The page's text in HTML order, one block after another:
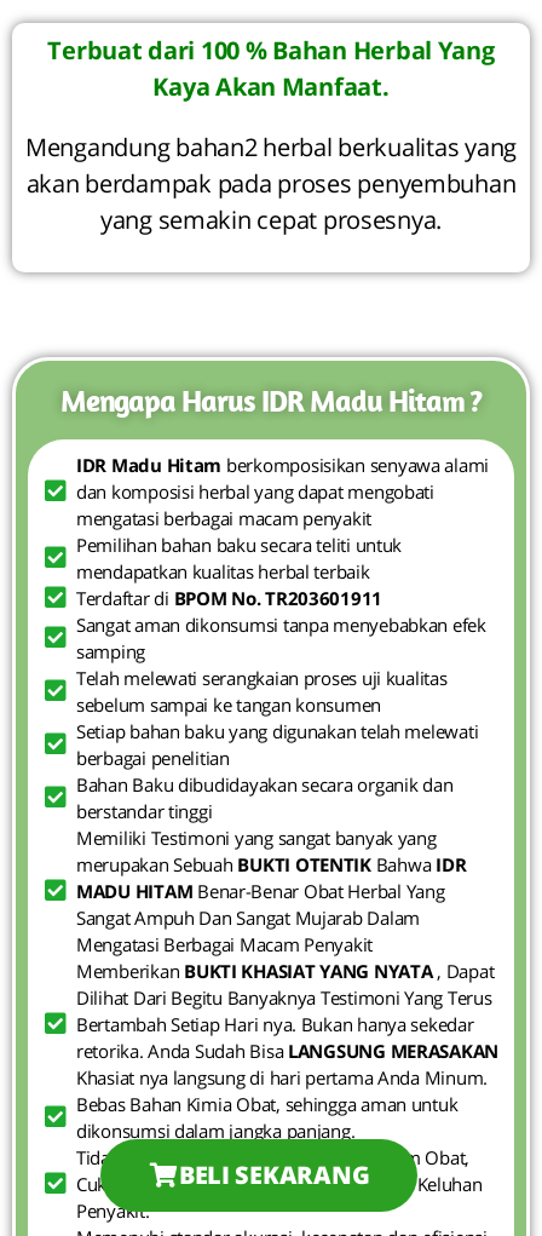
Terbuat dari 100 % Bahan Herbal Yang
Kaya Akan Manfaat.
Mengandung bahan2 herbal berkualitas yang
akan berdampak pada proses penyembuhan
yang semakin cepat prosesnya.
Mengapa Harus IDR Madu Hitam ?
IDR Madu Hitam berkomposisikan senyawa alami
dan komposisi herbal yang dapat mengobati
mengatasi berbagai macam penyakit
Pemilihan bahan baku secara teliti untuk
mendapatkan kualitas herbal terbaik
Terdaftar di BPOM No. TR203601911
Sangat aman dikonsumsi tanpa menyebabkan efek
samping
Telah melewati serangkaian proses uji kualitas
sebelum sampai ke tangan konsumen
Setiap bahan baku yang digunakan telah melewati
berbagai penelitian
Bahan Baku dibudidayakan secara organik dan
berstandar tinggi
Memiliki Testimoni yang sangat banyak yang
merupakan Sebuah BUKTI OTENTIKBahwaIDR
MADU HITAM Benar-Benar Obat Herbal Yang
Sangat Ampuh Dan Sangat Mujarab Dalam
Mengatasi Berbagai Macam Penyakit
Memberikan BUKTI KHASIAT YANG NYATA, Dapat
Dilihat Dari Begitu Banyaknya Testimoni Yang Terus
Bertambah Setiap Hari nya. Bukan hanya sekedar
retorika. Anda Sudah Bisa LANGSUNG MERASAKAN
Khasiat nya langsung di hari pertama Anda Minum.
Bebas Bahan Kimia Obat, sehingga aman untuk
dikonsumsi dalam jangka panjang.
Tidak Perlu Repot Minum Berbagai Macam Obat,
Cukup
1 IDR MADU HITAMUntuk Semua Keluhan
Penyakit.
BELI SEKARANG